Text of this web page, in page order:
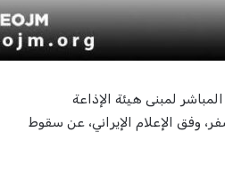
لمبنى هيئة الإذاعة
طهران، صباح الإثنين 17 يونيو 2025، والذي أسفر، وفق الإعلام الإيراني، عن سقوط